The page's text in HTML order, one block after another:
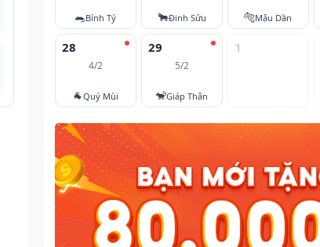
🐀Bính Tý 🐂Đinh Sửu 🐅Mậu Dần
28
4/2
🐐Quý Mùi
29
5/2
🐒Giáp Thân
1